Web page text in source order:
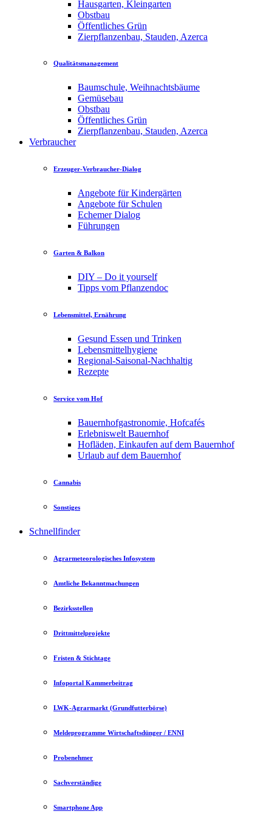
Hausgarten, Kleingarten
Obstbau
Öffentliches Grün
Zierpflanzenbau, Stauden, Azerca
Qualitätsmanagement
Baumschule, Weihnachtsbäume
Gemüsebau
Obstbau
Öffentliches Grün
Zierpflanzenbau, Stauden, Azerca
Verbraucher
Erzeuger-Verbraucher-Dialog
Angebote für Kindergärten
Angebote für Schulen
Echemer Dialog
Führungen
Garten & Balkon
DIY – Do it yourself
Tipps vom Pflanzendoc
Lebensmittel, Ernährung
Gesund Essen und Trinken
Lebensmittelhygiene
Regional-Saisonal-Nachhaltig
Rezepte
Service vom Hof
Bauernhofgastronomie, Hofcafés
Erlebniswelt Bauernhof
Hofläden, Einkaufen auf dem Bauernhof
Urlaub auf dem Bauernhof
Cannabis
Sonstiges
Schnellfinder
Agrarmeteorologisches Infosystem
Amtliche Bekanntmachungen
Bezirksstellen
Drittmittelprojekte
Fristen & Stichtage
Infoportal Kammerbeitrag
LWK-Agrarmarkt (Grundfutterbörse)
Meldeprogramme Wirtschaftsdünger / ENNI
Probenehmer
Sachverständige
Smartphone App